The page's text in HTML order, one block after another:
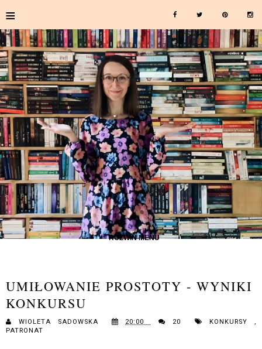
≡
≡ ROZWIŃ MENU
UMIŁOWANIE PROSTOTY - WYNIKI
KONKURSU
WIOLETA SADOWSKA 20:00 20 KONKURSY,
PATRONAT